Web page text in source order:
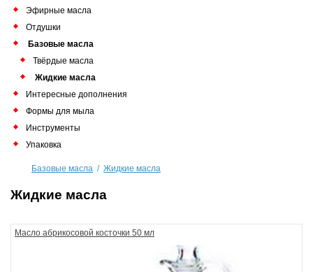
Эфирные масла
Отдушки
Базовые масла
Твёрдые масла
Жидкие масла
Интересные дополнения
Формы для мыла
Инструменты
Упаковка
Базовые масла / Жидкие масла
Жидкие масла
Масло абрикосовой косточки 50 мл